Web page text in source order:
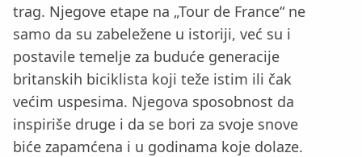
trag. Njegove etape na „Tour de France“ ne
samo da su zabeležene u istoriji, već su i
postavile temelje za buduće generacije
britanskih biciklista koji teže istim ili čak
većim uspesima. Njegova sposobnost da
inspiriše druge i da se bori za svoje snove
biće zapamćena i u godinama koje dolaze.